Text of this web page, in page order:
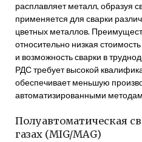
расплавляет металл, образуя
применяется для сварки
цветных металлов.
относительно низкая
и возможность сварки в
РДС требует высокой
обеспечивает меньшую
автоматизированными
Полуавтоматическая
газах (MIG/MAG)